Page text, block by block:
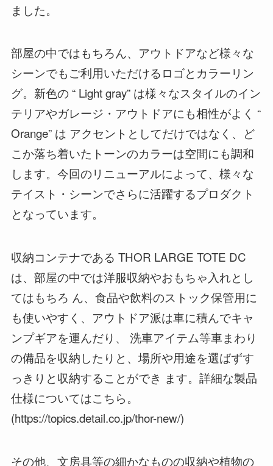
ました。
部屋の中ではもちろん、アウトドアなど様々な
シーンでもご利用いただけるロゴとカラーリン
グ。新色の “ Light gray” は様々なスタイルのイン
テリアやガレージ・アウトドアにも相性がよく “
Orange” は アクセントとしてだけではなく、ど
こか落ち着いたトーンのカラーは空間にも調和
します。今回のリニューアルによって、様々な
テイスト・シーンでさらに活躍するプロダクト
となっています。
収納コンテナである THOR LARGE TOTE DC
は、部屋の中では洋服収納やおもちゃ入れとし
てはもちろ ん、食品や飲料のストック保管用に
も使いやすく、アウトドア派は車に積んでキャ
ンプギアを運んだり、 洗車アイテム等車まわり
の備品を収納したりと、場所や用途を選ばずす
っきりと収納することができ ます。詳細な製品
仕様についてはこちら。
(https://topics.detail.co.jp/thor-new/)
その他、文房具等の細かなものの収納や植物の